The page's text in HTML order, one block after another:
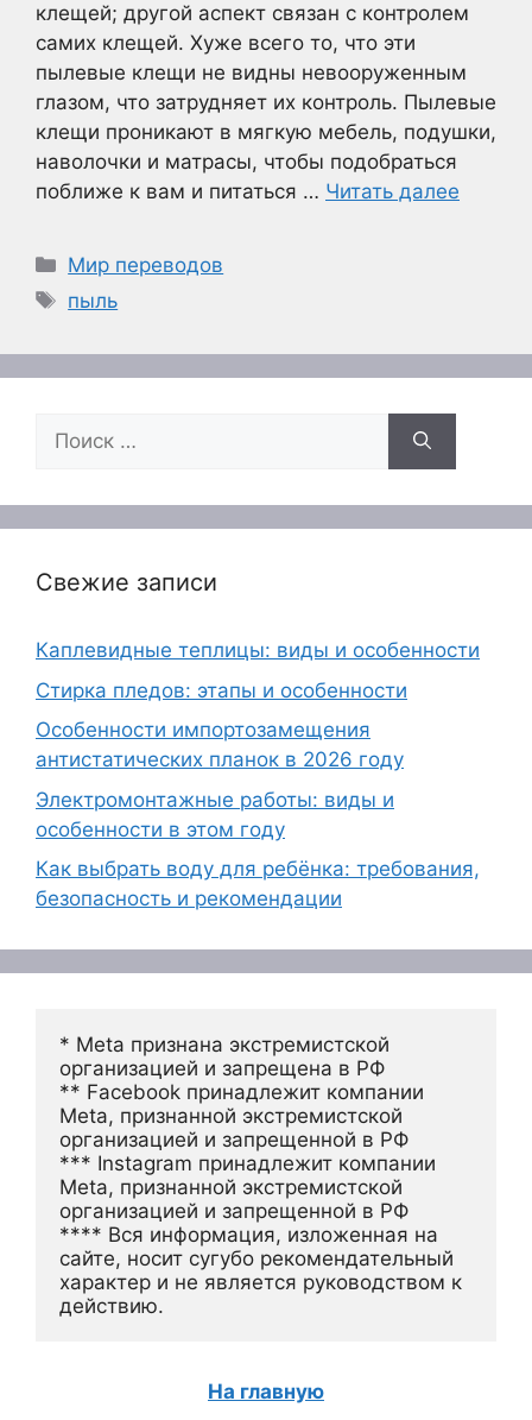
клещей; другой аспект связан с контролем
самих клещей. Хуже всего то, что эти
пылевые клещи не видны невооруженным
глазом, что затрудняет их контроль. Пылевые
клещи проникают в мягкую мебель, подушки,
наволочки и матрасы, чтобы подобраться
поближе к вам и питаться … Читать далее
Рубрики
Мир переводов
Метки
пыль
Поиск:
Свежие записи
Каплевидные теплицы: виды и особенности
Стирка пледов: этапы и особенности
Особенности импортозамещения
антистатических планок в 2026 году
Электромонтажные работы: виды и
особенности в этом году
Как выбрать воду для ребёнка: требования,
безопасность и рекомендации
* Meta признана экстремистской
организацией и запрещена в РФ
** Facebook принадлежит компании
Meta, признанной экстремистской
организацией и запрещенной в РФ
*** Instagram принадлежит компании
Meta, признанной экстремистской
организацией и запрещенной в РФ
**** Вся информация, изложенная на
сайте, носит сугубо рекомендательный
характер и не является руководством к
действию.
На главную